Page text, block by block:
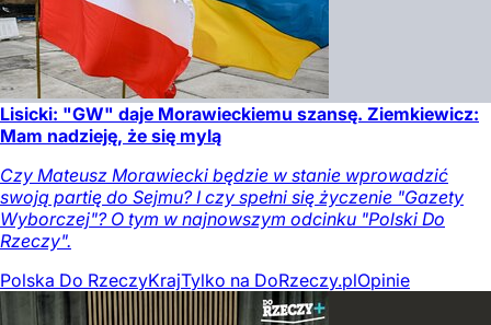
Lisicki: "GW" daje Morawieckiemu szansę. Ziemkiewicz:
Mam nadzieję, że się mylą
Czy Mateusz Morawiecki będzie w stanie wprowadzić
swoją partię do Sejmu? I czy spełni się życzenie "Gazety
Wyborczej"? O tym w najnowszym odcinku "Polski Do
Rzeczy".
Polska Do RzeczyKrajTylko na DoRzeczy.plOpinie